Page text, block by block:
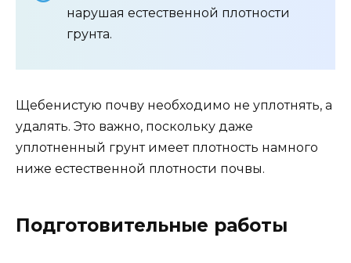
нарушая естественной плотности
грунта.
Щебенистую почву необходимо не уплотнять, а
удалять. Это важно, поскольку даже
уплотненный грунт имеет плотность намного
ниже естественной плотности почвы.
Подготовительные работы